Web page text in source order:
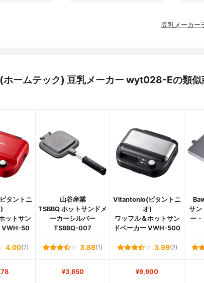
豆乳メーカー
ームテック) 豆乳メーカー wyt028-Eの類似
タントニ
ットサン
VWH-50
山谷産業
TSBBQ ホットサンドメ
ーカーシルバー
TSBBQ-007
Vitantonio(ビタントニ
オ)
ワッフル＆ホットサン
ドベーカー VWH-500
サン
ー
4.00(2) 3.88(1) 3.99(2)
¥3,850 ¥9,900